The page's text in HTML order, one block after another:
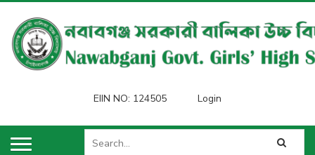
EIIN NO: 124505 Login